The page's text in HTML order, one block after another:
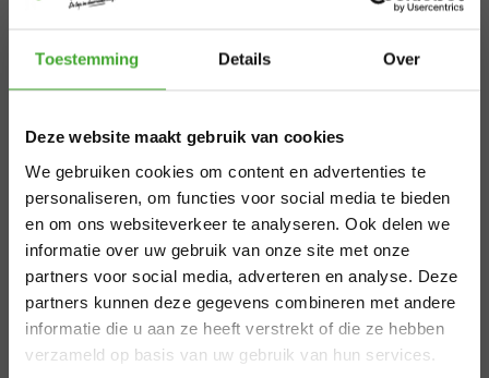
Toestemming Details Over
Deze website maakt gebruik van cookies
We gebruiken cookies om content en advertenties te
personaliseren, om functies voor social media te bieden
en om ons websiteverkeer te analyseren. Ook delen we
informatie over uw gebruik van onze site met onze
partners voor social media, adverteren en analyse. Deze
partners kunnen deze gegevens combineren met andere
informatie die u aan ze heeft verstrekt of die ze hebben
verzameld op basis van uw gebruik van hun services.
ligt fijn in de hand en je hebt hiermee een zeer goede grip.
verschillende maten.
Beschikbare maten
10 cm kort
Product informatie
Gerelateerde producten
×
Aangepaste
levertijden
zomervakantie
Van 29 juli t/m 7 augustus zijn wij gesloten.
Bestel je vóór 28 juli 12.00 uur? Dan
verzenden we nog volgens planning. Bestel
je later, dan kan de levertijd iets langer zijn.
Bedankt voor je begrip en een fijne zomer!